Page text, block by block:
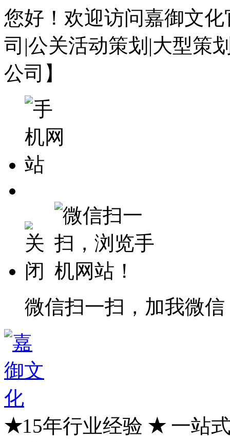
您好！欢迎访问嘉御文
司|公关活动策划|大型策
公司】
微信扫一扫，加我微信
★15年行业经验 ★一站